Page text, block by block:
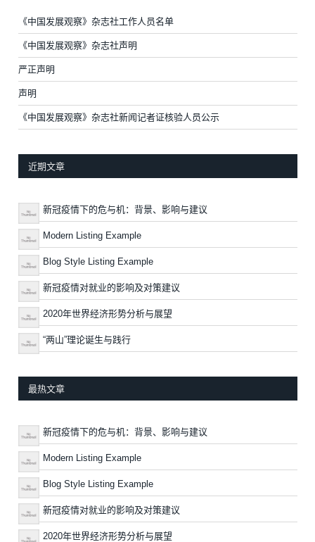
《中国发展观察》杂志社工作人员名单
《中国发展观察》杂志社声明
严正声明
声明
《中国发展观察》杂志社新闻记者证核验人员公示
近期文章
新冠疫情下的危与机：背景、影响与建议
Modern Listing Example
Blog Style Listing Example
新冠疫情对就业的影响及对策建议
2020年世界经济形势分析与展望
“两山”理论诞生与践行
最热文章
新冠疫情下的危与机：背景、影响与建议
Modern Listing Example
Blog Style Listing Example
新冠疫情对就业的影响及对策建议
2020年世界经济形势分析与展望